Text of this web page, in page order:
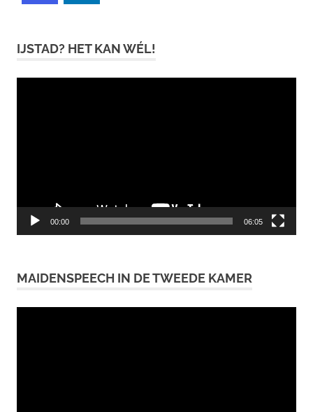
IJSTAD? HET KAN WÉL!
00:00 06:05
MAIDENSPEECH IN DE TWEEDE KAMER